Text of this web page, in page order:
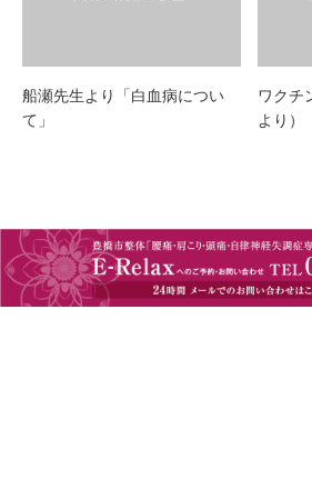
船瀬先生より「白血病につい
て」
ワクチ
より）